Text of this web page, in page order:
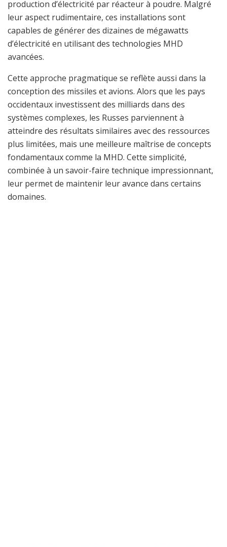
production d’électricité par réacteur à poudre. Malgré
leur aspect rudimentaire, ces installations sont
capables de générer des dizaines de mégawatts
d’électricité en utilisant des technologies MHD
avancées.
Cette approche pragmatique se reflète aussi dans la
conception des missiles et avions. Alors que les pays
occidentaux investissent des milliards dans des
systèmes complexes, les Russes parviennent à
atteindre des résultats similaires avec des ressources
plus limitées, mais une meilleure maîtrise de concepts
fondamentaux comme la MHD. Cette simplicité,
combinée à un savoir-faire technique impressionnant,
leur permet de maintenir leur avance dans certains
domaines.